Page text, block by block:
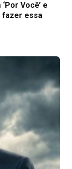
Você’ e
fazer essa